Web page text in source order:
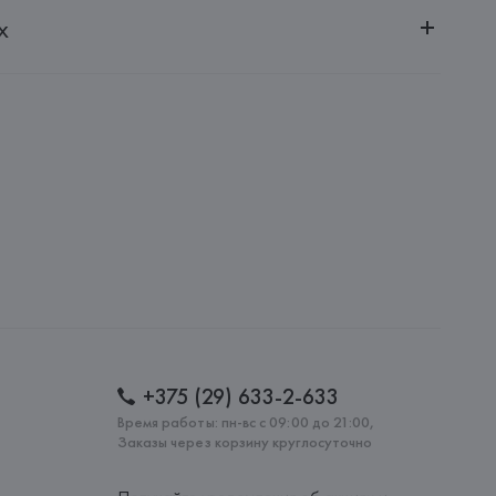
г. Минск, ул. Немига, 5, пом. 39
+375 (29) 633-2-633
Время работы: пн-вс с 09:00 до 21:00,
Заказы через корзину круглосуточно